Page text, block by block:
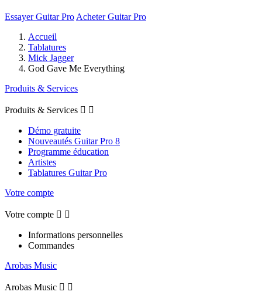
Essayer Guitar Pro Acheter Guitar Pro
Accueil
Tablatures
Mick Jagger
God Gave Me Everything
Produits & Services
Produits & Services  
Démo gratuite
Nouveautés Guitar Pro 8
Programme éducation
Artistes
Tablatures Guitar Pro
Votre compte
Votre compte  
Informations personnelles
Commandes
Arobas Music
Arobas Music  